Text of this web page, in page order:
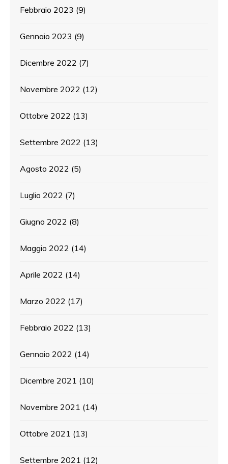
Febbraio 2023 (9)
Gennaio 2023 (9)
Dicembre 2022 (7)
Novembre 2022 (12)
Ottobre 2022 (13)
Settembre 2022 (13)
Agosto 2022 (5)
Luglio 2022 (7)
Giugno 2022 (8)
Maggio 2022 (14)
Aprile 2022 (14)
Marzo 2022 (17)
Febbraio 2022 (13)
Gennaio 2022 (14)
Dicembre 2021 (10)
Novembre 2021 (14)
Ottobre 2021 (13)
Settembre 2021 (12)